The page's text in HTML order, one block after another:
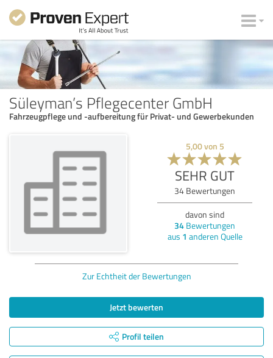
Süleyman’s Pflegecenter GmbH
Fahrzeugpflege und -aufbereitung für Privat- und Gewerbekunden
5,00von 5
SEHR GUT
34 Bewertungen
davon sind
34 Bewertungen
aus 1 anderen Quelle
Zur Echtheit der Bewertungen
Jetzt bewerten
Profil teilen